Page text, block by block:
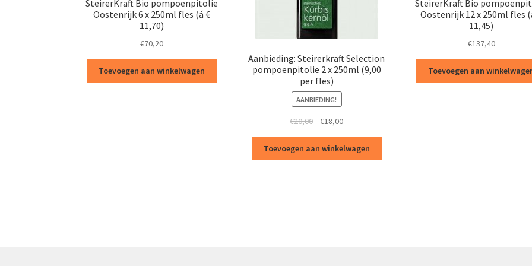
SteirerKraft Bio pompoenpitolie
Oostenrijk 6 x 250ml fles (á €
11,70)
€70,20
Toevoegen aan winkelwagen
Aanbieding: Steirerkraft Selection
pompoenpitolie 2 x 250ml (9,00
per fles)
AANBIEDING!
€20,00
Oorspronkelijke
was:
€20,00.
€18,00Huidige
is:
€18,00.
Toevoegen aan winkelwagen
SteirerKraft Bio
Oostenrijk 12 x 250ml fles
11,45)
€137,40
Toevoegen aan